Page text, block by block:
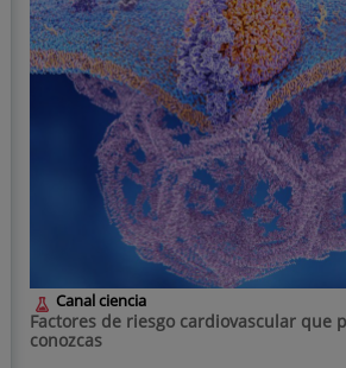
Canal ciencia
Factores de riesgo cardiovascular que
conozcas